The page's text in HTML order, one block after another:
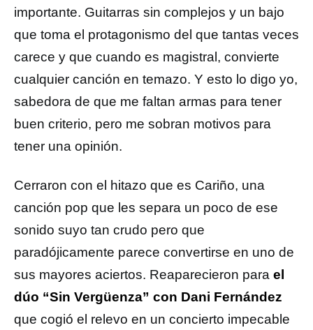
importante. Guitarras sin complejos y un bajo
que toma el protagonismo del que tantas veces
carece y que cuando es magistral, convierte
cualquier canción en temazo. Y esto lo digo yo,
sabedora de que me faltan armas para tener
buen criterio, pero me sobran motivos para
tener una opinión.
Cerraron con el hitazo que es Cariño, una
canción pop que les separa un poco de ese
sonido suyo tan crudo pero que
paradójicamente parece convertirse en uno de
sus mayores aciertos. Reaparecieron para el
dúo “Sin Vergüenza” con Dani Fernández
que cogió el relevo en un concierto impecable